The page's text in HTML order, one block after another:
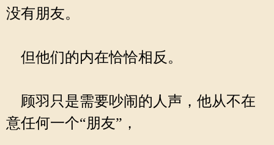
没有朋友。
但他们的内在恰恰相反。
顾羽只是需要吵闹的人声，他从不在
意任何一个“朋友”，